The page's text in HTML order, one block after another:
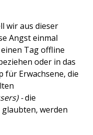
wir aus dieser
Angst einmal
Tag offline
oder in das
für Erwachsene, die
-die
werden